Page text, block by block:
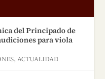
del Principado de
para viola
,ACTUALIDAD